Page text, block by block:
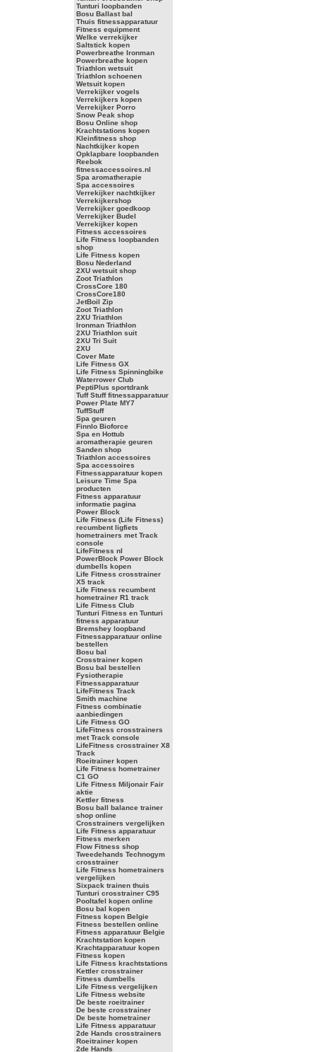
Tunturi loopbanden
Bosu Ballast bal
Thuis fitnessapparatuur
Fitness equipment
Welke verrekijker
Saltstick kopen
Powerbreathe Ironman
Powerbreathe kopen
Triathlon wetsuit
Triathlon schoenen
Wetsuit kopen
Verrekijker vogels
Verrekijkers kopen
Verrekijker Porro
Snow Peak shop
Bosu Online shop
Krachtstations kopen
Kleinfitness shop
Nachtkijker kopen
Opklapbare loopbanden
Reebok
fitnessaccessoires.nl
Spa aromatherapie
Spa accessoires
Verrekijker nachtkijker
Verrekijkershop
Verrekijker goedkoop
Verrekijker Budel
Verrekijker kopen
Fitness accessoires
Life Fitness loopbanden
shop
Life Fitness kopen
Bosu Nederland
2XU wetsuit shop
Zoot Triathlon
CrossCore 180
CrossCore180
JetBoil Zip
Zoot Triathlon
2XU Triathlon
Ironman Triathlon
2XU Triathlon suit
2XU Tri Suit
2XU
Cover Mate
Life Fitness GX
Life Fitness Spinningbike
Waterrower Club
PeptiPlus sportdrank
Tuff Stuff fitnessapparatuur
Power Plate MY7
TuffStuff
Spa geuren
Finnlo Bioforce
Spa en Hottub
aromatherapie geuren
Sanden shop
Triathlon accessoires
Spa accessoires
Fitnessapparatuur kopen
Leisure Time Spa
producten
Fitness apparatuur
informatie pagina
Power Block
Life Fitness (Life Fitness)
recumbent ligfiets
hometrainers met Track
console
LifeFitness nl
PowerBlock Power Block
dumbells kopen
Life Fitness crosstrainer
X5 track
Life Fitness recumbent
hometrainer R1 track
Life Fitness Club
Tunturi Fitness en Tunturi
fitness apparatuur
Bremshey loopband
Fitnessapparatuur online
bestellen
Bosu bal
Crosstrainer kopen
Bosu bal bestellen
Fysiotherapie
Fitnessapparatuur
LifeFitness Track
Smith machine
Fitness combinatie
aanbiedingen
Life Fitness GO
LifeFitness crosstrainers
met Track console
LifeFitness crosstrainer X8
Track
Roeitrainer kopen
Life Fitness hometrainer
C1 GO
Life Fitness Miljonair Fair
aktie
Kettler fitness
Bosu ball balance trainer
shop online
Crosstrainers vergelijken
Life Fitness apparatuur
Fitness merken
Flow Fitness shop
Tweedehands Technogym
crosstrainer
Life Fitness hometrainers
vergelijken
Sixpack trainen thuis
Tunturi crosstrainer C95
Pooltafel kopen online
Bosu bal kopen
Fitness kopen Belgie
Fitness bestellen online
Fitness apparatuur Belgie
Krachtstation kopen
Krachtapparatuur kopen
Fitness kopen
Life Fitness krachtstations
Kettler crosstrainer
Fitness dumbells
Life Fitness vergelijken
Life Fitness website
De beste roeitrainer
De beste crosstrainer
De beste hometrainer
Life Fitness apparatuur
2de Hands crosstrainers
Roeitrainer kopen
2de Hands